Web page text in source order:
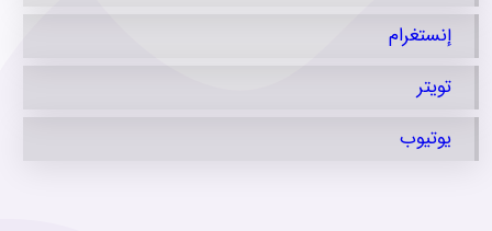
إنستغرام
تویتر
يوتيوب